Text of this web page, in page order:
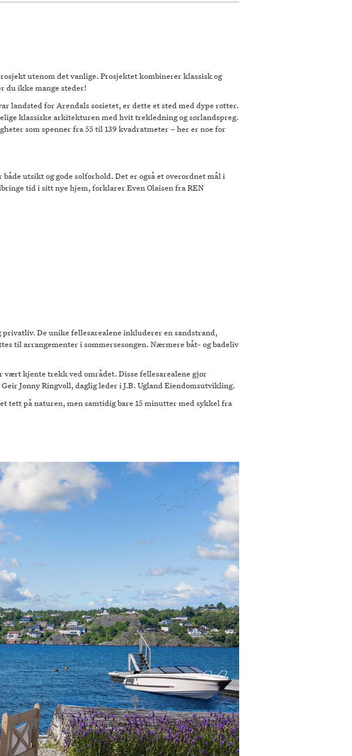
utenom det vanlige. Prosjektet kombinerer klassisk og
du ikke mange steder!
landsted for Arendals sosietet, er dette et sted med dype røtter.
klassiske arkitekturen med hvit trekledning og sørlandspreg.
som spenner fra 55 til 139 kvadratmeter – her er noe for
utsikt og gode solforhold. Det er også et overordnet mål i
tid i sitt nye hjem, forklarer Even Olaisen fra REN
De unike fellesarealene inkluderer en sandstrand,
til arrangementer i sommersesongen. Nærmere båt- og badeliv
vært kjente trekk ved området. Disse fellesarealene gjør
Jonny Ringvoll, daglig leder i J.B. Ugland Eiendomsutvikling.
tett på naturen, men samtidig bare 15 minutter med sykkel fra